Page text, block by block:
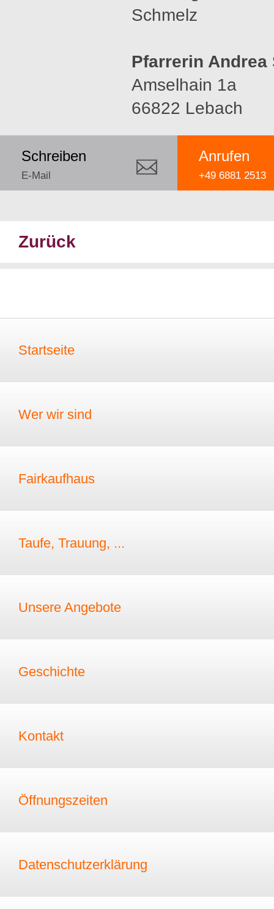
Schmelz
Pfarrerin Andrea
Amselhain 1a
66822 Lebach
Anrufen
+49 6881 2513
Schreiben
E-Mail
Zurück
Startseite
Wer wir sind
Fairkaufhaus
Taufe, Trauung, ...
Unsere Angebote
Geschichte
Kontakt
Öffnungszeiten
Datenschutzerklärung